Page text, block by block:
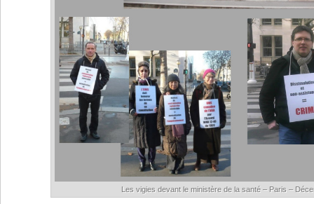
Les vigies devant le ministère de la santé – Paris –